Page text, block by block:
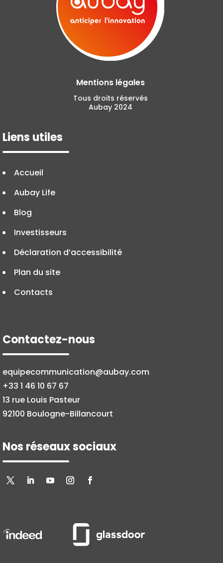
Mentions légales
Tous droits réservés
Aubay 2024
Liens utiles
Accueil
Aubay Life
Blog
Investisseurs
Déclaration d’accessibilité
Plan du site
Contacts
Contactez-nous
equipecommunication@aubay.com
+33 1 46 10 67 67
13 rue Louis Pasteur
92100 Boulogne-Billancourt
Nos réseaux sociaux